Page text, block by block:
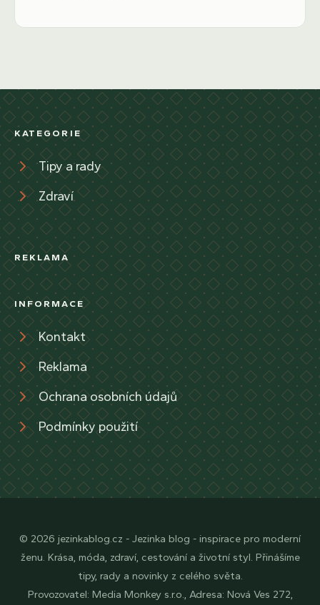
KATEGORIE
Tipy a rady
Zdraví
REKLAMA
INFORMACE
Kontakt
Reklama
Ochrana osobních údajů
Podmínky použití
© 2026 jezinkablog.cz - Jezinka blog - inspirace pro moderní
ženu. Krása, móda, zdraví, cestování a životní styl. Přinášíme
tipy, rady a novinky z celého světa.
Provozovatel: Media Monkey s.r.o., Adresa: Nová Ves 272,